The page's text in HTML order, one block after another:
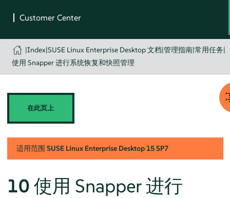
|Index|SUSE Linux Enterprise Desktop 文档|管理指南|常用任务|
使用 Snapper 进行系统恢复和快照管理
在此页上
适用范围 SUSE Linux Enterprise Desktop 15 SP7
10 使用 Snapper 进行